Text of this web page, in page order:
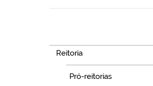
Reitoria
Pró-reitorias